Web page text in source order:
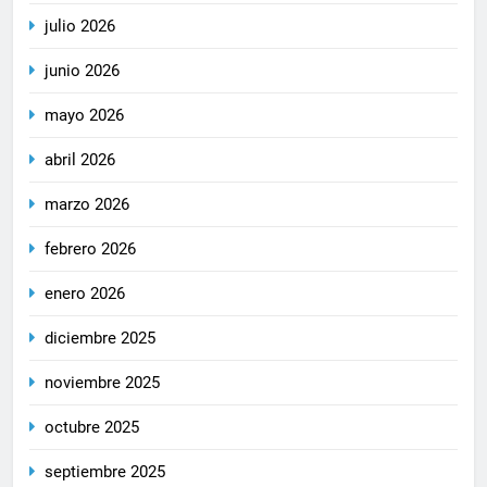
julio 2026
junio 2026
mayo 2026
abril 2026
marzo 2026
febrero 2026
enero 2026
diciembre 2025
noviembre 2025
octubre 2025
septiembre 2025